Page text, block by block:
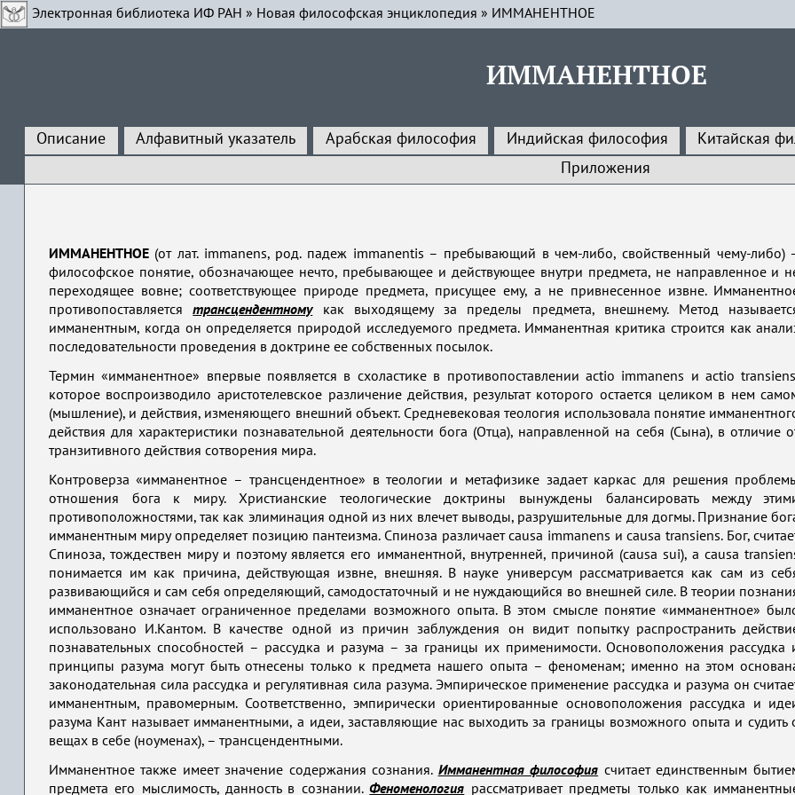
Электронная библиотека ИФ РАН » Новая философская энциклопедия » ИММАНЕНТНОЕ
ИММАНЕНТНОЕ
Описание Алфавитный указатель Арабская философия Индийская философия Китайская
Приложения
ИММАНЕНТНОЕ(от лат. immanens, род. падеж immanentis – пребывающий в чем-либо, свойственный чему-либо)
философское понятие, обозначающее нечто, пребывающее и действующее внутри предмета, не направленное и
переходящее вовне; соответствующее природе предмета, присущее ему, а не привнесенное извне.
противопоставляетсятрансцендентному
как выходящему за пределы предмета, внешнему. Метод
имманентным, когда он определяется природой исследуемого предмета. Имманентная критика строится как
последовательности проведения в доктрине ее собственных посылок.
Термин «имманентное» впервые появляется в схоластике в противопоставлении actio immanens и actio
которое воспроизводило аристотелевское различение действия, результат которого остается целиком в нем
(мышление), и действия, изменяющего внешний объект. Средневековая теология использовала понятие
действия для характеристики познавательной деятельности бога (Отца), направленной на себя (Сына), в отличие
транзитивного действия сотворения мира.
Контроверза «имманентное – трансцендентное» в теологии и метафизике задает каркас для решения
отношения бога к миру. Христианские теологические доктрины вынуждены балансировать между
противоположностями, так как элиминация одной из них влечет выводы, разрушительные для догмы. Признание
имманентным миру определяет позицию пантеизма. Спиноза различает causa immanens и causa transiens. Бог,
Спиноза, тождествен миру и поэтому является его имманентной, внутренней, причиной (causa sui), a causa
понимается им как причина, действующая извне, внешняя. В науке универсум рассматривается как сам из
развивающийся и сам себя определяющий, самодостаточный и не нуждающийся во внешней силе. В теории
имманентное означает ограниченное пределами возможного опыта. В этом смысле понятие «имманентное»
использовано И.Кантом. В качестве одной из причин заблуждения он видит попытку распространить
познавательных способностей – рассудка и разума – за границы их применимости. Основоположения рассудка
принципы разума могут быть отнесены только к предмета нашего опыта – феноменам; именно на этом
законодательная сила рассудка и регулятивная сила разума. Эмпирическое применение рассудка и разума он
имманентным, правомерным. Соответственно, эмпирически ориентированные основоположения рассудка и
разума Кант называет имманентными, а идеи, заставляющие нас выходить за границы возможного опыта и судить
вещах в себе (ноуменах), – трансцендентными.
Имманентное также имеет значение содержания сознания. Имманентная философия считает единственным
предмета его мыслимость, данность в сознании.Феноменология рассматривает предметы только как